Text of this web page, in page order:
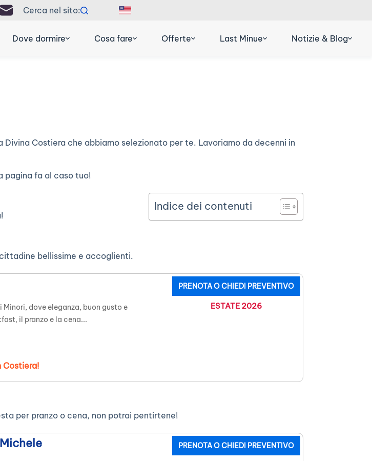
Cerca nel sito: EN
Dove dormire Cosa fare Offerte Last Minue Notizie & Blog
Costiera che abbiamo selezionato per te. Lavoriamo da decenni in
pagina fa al caso tuo!
Indice dei contenuti
bellissime e accoglienti.
Costiera!
PRENOTA O CHIEDI PREVENTIVO
ESTATE 2026
dove eleganza, buon gusto e
il pranzo e la cena...
per pranzo o cena, non potrai pentirtene!
PRENOTA O CHIEDI PREVENTIVO